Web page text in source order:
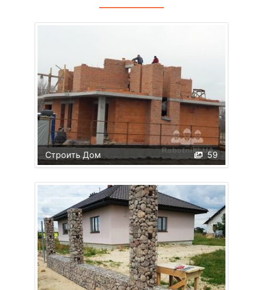
59
Строить Дом